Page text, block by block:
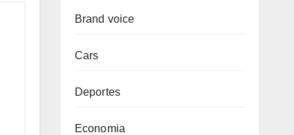
Brand voice
Cars
Deportes
Economia